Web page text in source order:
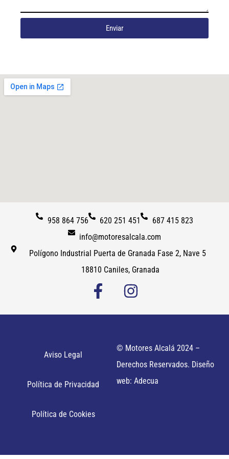
Enviar
958 864 756 620 251 451
687 415 823
info@motoresalcala.com
Polígono Industrial Puerta de Granada Fase 2, Nave 5
18810 Caniles, Granada
Aviso Legal
Política de Privacidad
Política de Cookies
© Motores Alcalá 2024 –
Derechos Reservados. Diseño
web: Adecua